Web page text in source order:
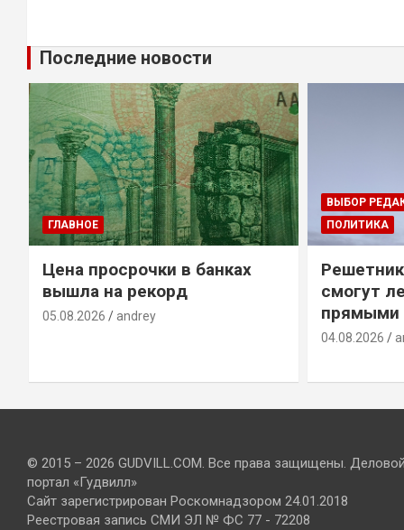
Последние новости
ГЛАВНОЕ
Цена просрочки в банках
вышла на рекорд
05.08.2026 andrey
ВЫБОР
ПОЛИТИКА
смогут
прямыми
04.08.2026
© 2015 – 2026 GUDVILL.COM. Все права защищены.
портал «Гудвилл»
Сайт зарегистрирован Роскомнадзором 24.01.2018
Реестровая запись СМИ ЭЛ № ФС 77 - 72208